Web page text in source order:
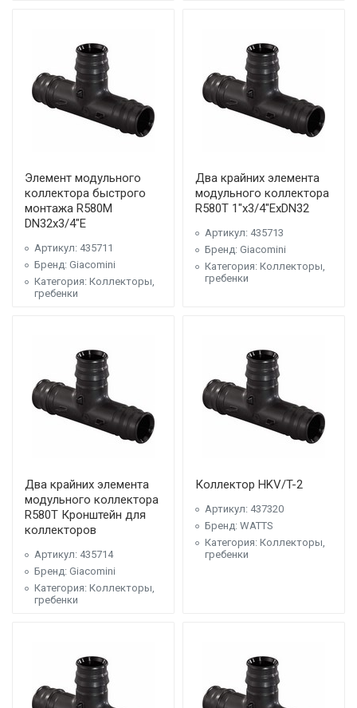
Элемент модульного
коллектора быстрого
монтажа R580M
DN32x3/4"E
Артикул: 435711
Бренд: Giacomini
Категория: Коллекторы,
гребенки
Два крайних элемента
модульного коллектора
R580T 1"x3/4"ExDN32
Артикул: 435713
Бренд: Giacomini
Категория: Коллекторы,
гребенки
Два крайних элемента
модульного коллектора
R580T Кронштейн для
коллекторов
Артикул: 435714
Бренд: Giacomini
Категория: Коллекторы,
гребенки
Коллектор HKV/T-2
Артикул: 437320
Бренд: WATTS
Категория: Коллекторы,
гребенки